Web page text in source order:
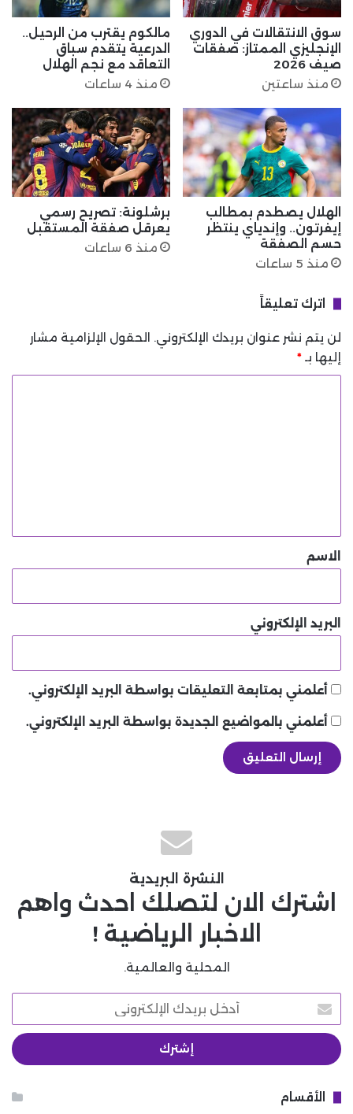
سوق الانتقالات في الدوري
الإنجليزي الممتاز: صفقات
صيف 2026
منذ ساعتين
مالكوم يقترب من الرحيل..
الدرعية يتقدم سباق
التعاقد مع نجم الهلال
منذ 4 ساعات
الهلال يصطدم بمطالب
إيفرتون.. وإندياي ينتظر
حسم الصفقة
منذ 5 ساعات
برشلونة: تصريح رسمي
يعرقل صفقة المستقبل
منذ 6 ساعات
اترك تعليقاً
لن يتم نشر عنوان بريدك الإلكتروني. الحقول الإلزامية مشار
إليها بـ *
*الاسم
البريد الإلكتروني
أعلمني بمتابعة التعليقات بواسطة البريد الإلكتروني.
أعلمني بالمواضيع الجديدة بواسطة البريد الإلكتروني.
النشرة البريدية
اشترك الان لتصلك احدث واهم
الاخبار الرياضية !
المحلية والعالمية.
أدخل
بريدك
الإلكتروني
الأقسام